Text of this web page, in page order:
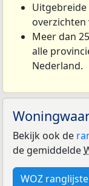
overzichten
Meer dan
alle
Nederland.
Bekijk ook de
de gemiddelde
WOZ